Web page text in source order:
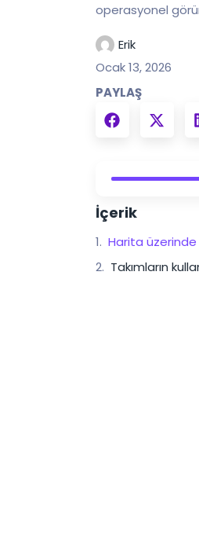
operasyonel
Erik
Ocak 13, 2026
PAYLAŞ
İçerik
Harita üzerinde
Takımların